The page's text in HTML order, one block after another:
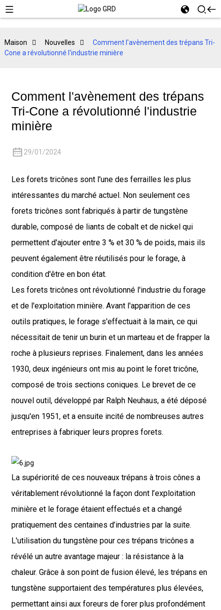
Maison Nouvelles
Comment l'avènement des trépans Tri-
Cone a révolutionné l'industrie minière
Comment l'avènement des trépans
Tri-Cone a révolutionné l'industrie
minière
29/01/2024
Les forets tricônes sont l'une des ferrailles les plus
intéressantes du marché actuel. Non seulement ces
forets tricônes sont fabriqués à partir de tungstène
durable, composé de liants de cobalt et de nickel qui
permettent d'ajouter entre 3 % et 30 % de poids, mais ils
peuvent également être réutilisés pour le forage, à
condition d'être en bon état.
Les forets tricônes ont révolutionné l'industrie du forage
et de l'exploitation minière. Avant l'apparition de ces
outils pratiques, le forage s'effectuait à la main, ce qui
nécessitait de tenir un burin et un marteau et de frapper la
roche à plusieurs reprises. Finalement, dans les années
1930, deux ingénieurs ont mis au point le foret tricône,
composé de trois sections coniques. Le brevet de ce
nouvel outil, développé par Ralph Neuhaus, a été déposé
jusqu'en 1951, et a ensuite incité de nombreuses autres
entreprises à fabriquer leurs propres forets.
La supériorité de ces nouveaux trépans à trois cônes a
véritablement révolutionné la façon dont l’exploitation
minière et le forage étaient effectués et a changé
pratiquement des centaines d’industries par la suite.
L'utilisation du tungstène pour ces trépans tricônes a
révélé un autre avantage majeur : la résistance à la
chaleur. Grâce à son point de fusion élevé, les trépans en
tungstène supportaient des températures plus élevées,
permettant ainsi aux foreurs de forer plus profondément